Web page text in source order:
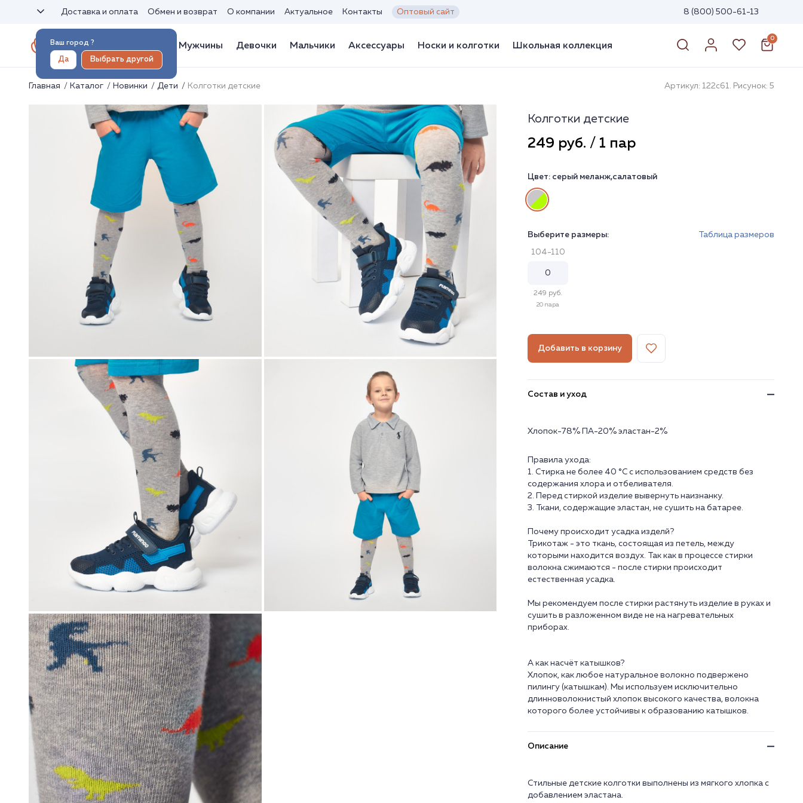
Ваш город ?
Да Выбрать другой
Доставка и оплата Обмен и возврат О компании Актуальное Контакты Оптовый сайт 8 (800) 500-61-13
Мужчины Девочки Мальчики Аксессуары Носки и колготки Школьная коллекция
0
Главная Каталог Новинки Дети Колготки детские Артикул: 122с61. Рисунок: 5
Колготки детские
249 руб. / 1 пар
Цвет: серый меланж,салатовый
Выберите размеры: Таблица размеров
104-110
249 руб.
20 пара
Добавить в корзину
Состав и уход
Хлопок-78% ПА-20% эластан-2%
Правила ухода:
1. Стирка не более 40 °C с использованием средств без
содержания хлора и отбеливателя.
2. Перед стиркой изделие вывернуть наизнанку.
3. Ткани, содержащие эластан, не сушить на батарее.
Почему происходит усадка изделй?
Трикотаж - это ткань, состоящая из петель, между
которыми находится воздух. Так как в процессе стирки
волокна сжимаются - после стирки происходит
естественная усадка.
Мы рекомендуем после стирки растянуть изделие в руках и
сушить в разложенном виде не на нагревательных
приборах.
А как насчёт катышков?
Хлопок, как любое натуральное волокно подвержено
пилингу (катышкам). Мы используем исключительно
длинноволокнистый хлопок высокого качества, волокна
Описание
Стильные детские колготки выполнены из мягкого хлопка с
добавлением эластана.